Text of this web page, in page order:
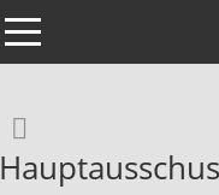
Toggle navigation